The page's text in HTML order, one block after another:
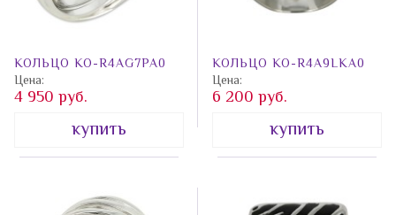
КОЛЬЦО КО-R4AG7PA0
Цена:
4 950 руб.
купить
КОЛЬЦО КО-R4A9LKA0
Цена:
6 200 руб.
купить